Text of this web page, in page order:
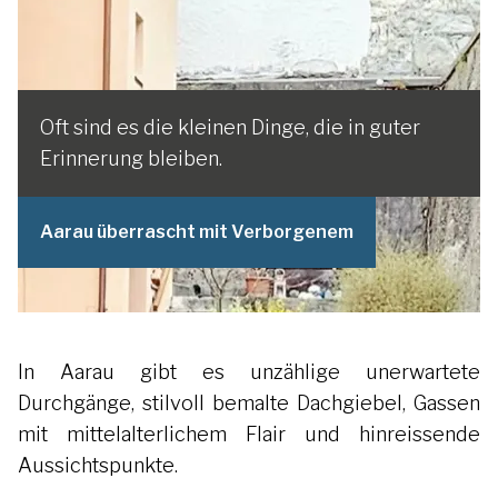
Oft sind es die kleinen Dinge, die in guter
Erinnerung bleiben.
Aarau überrascht mit Verborgenem
In Aarau gibt es unzählige unerwartete
Durchgänge, stilvoll bemalte Dachgiebel, Gassen
mit mittelalterlichem Flair und hinreissende
Aussichtspunkte.